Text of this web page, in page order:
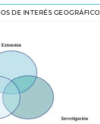
DE INTERÉS GEOGRÁFICO